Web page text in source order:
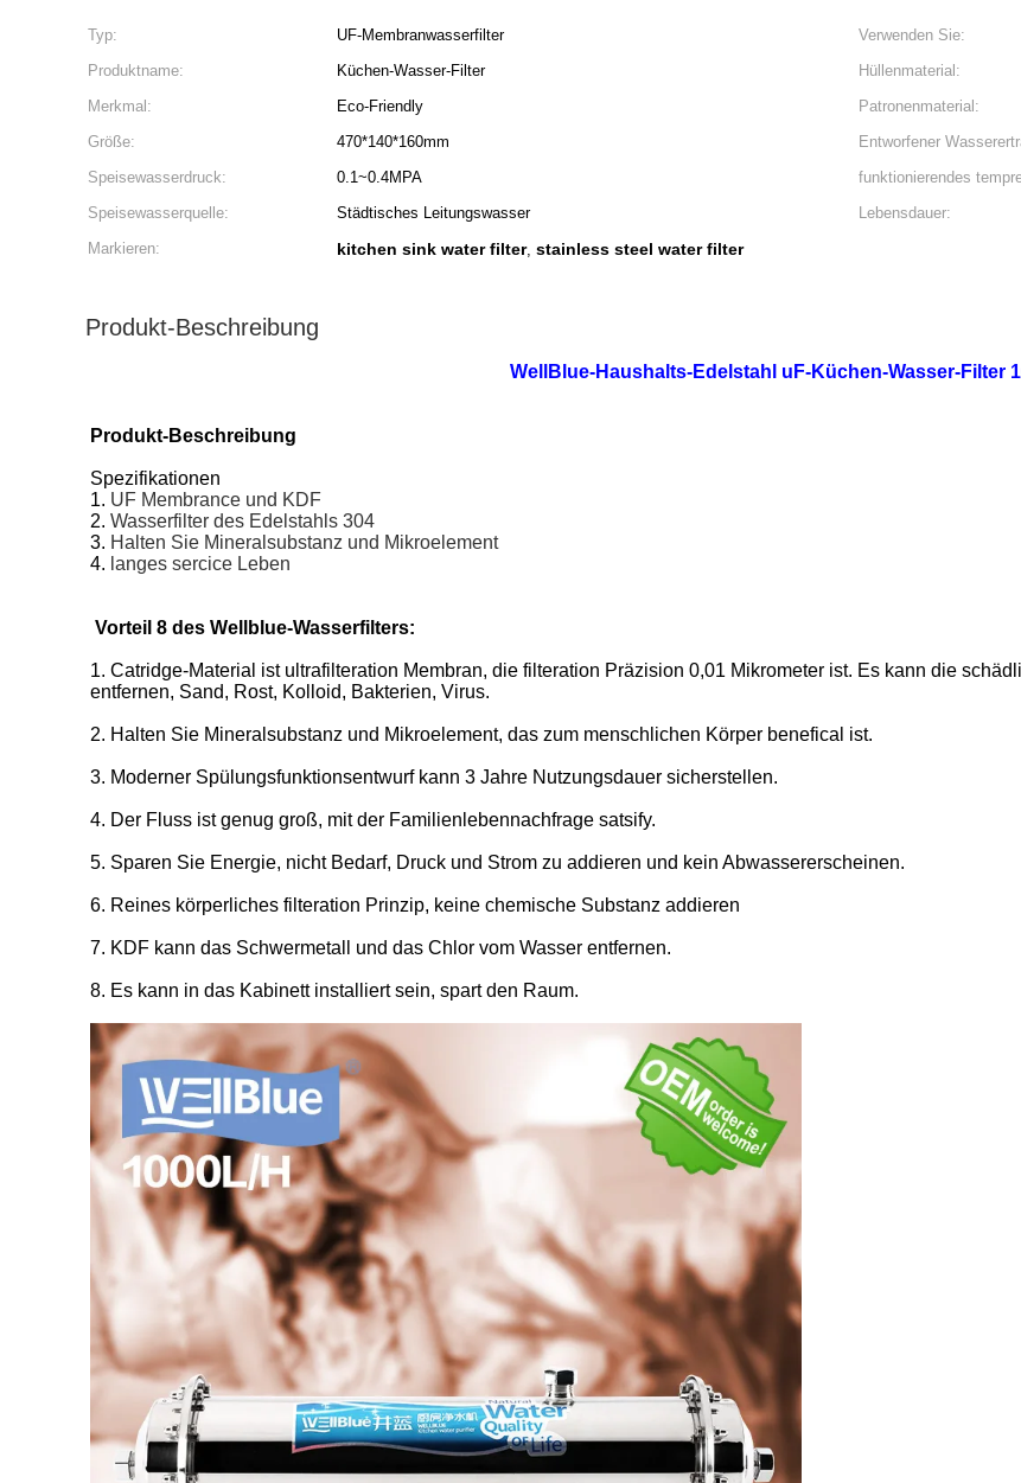
Typ: UF-Membranwasserfilter Verwenden Sie:
Produktname:
Küchen-Wasser-Filter Hüllenmaterial:
Merkmal:
Eco-Friendly Patronenmaterial:
Größe:
470*140*160mm Entworfener
Speisewasserdruck:
0.1~0.4MPA funktionierendes
Speisewasserquelle:
Städtisches Leitungswasser Lebensdauer:
Markieren:
kitchen sink water filter, stainless steel water filter
Produkt-Beschreibung
WellBlue-Haushalts-Edelstahl uF-Küchen-Wasser-Filter
Produkt-Beschreibung
Spezifikationen
1. UF Membrance und KDF
2. Wasserfilter des Edelstahls 304
3. Halten Sie Mineralsubstanz und Mikroelement
4. langes sercice Leben
Vorteil 8 des Wellblue-Wasserfilters:
1. Catridge-Material ist ultrafilteration Membran, die filteration Präzision 0,01 Mikrometer ist. Es kann die
entfernen, Sand, Rost, Kolloid, Bakterien, Virus.
2. Halten Sie Mineralsubstanz und Mikroelement, das zum menschlichen Körper benefical ist.
3. Moderner Spülungsfunktionsentwurf kann 3 Jahre Nutzungsdauer sicherstellen.
4. Der Fluss ist genug groß, mit der Familienlebennachfrage satsify.
5. Sparen Sie Energie, nicht Bedarf, Druck und Strom zu addieren und kein Abwassererscheinen.
6. Reines körperliches filteration Prinzip, keine chemische Substanz addieren
7. KDF kann das Schwermetall und das Chlor vom Wasser entfernen.
8. Es kann in das Kabinett installiert sein, spart den Raum.